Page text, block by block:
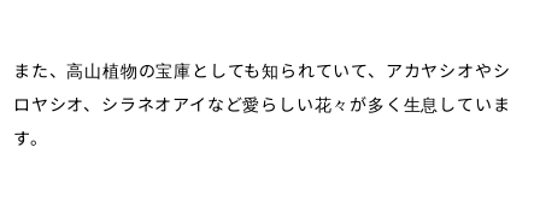
また、高山植物の宝庫としても知られていて、アカヤシオやシ
ロヤシオ、シラネオアイなど愛らしい花々が多く生息していま
す。